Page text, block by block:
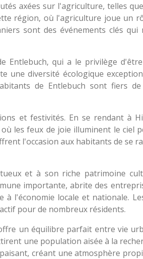
axées sur l'agriculture, telles
région, où l'agriculture joue un
sont des événements clés qui
Entlebuch, qui a le privilège
une diversité écologique
de Entlebuch sont fiers
et festivités. En se rendant à
les feux de joie illuminent le ciel
l'occasion aux habitants de se
et à son riche patrimoine
importante, abrite des
l'économie locale et nationale.
pour de nombreux résidents.
un équilibre parfait entre vie
une population aisée à la
créant une atmosphère